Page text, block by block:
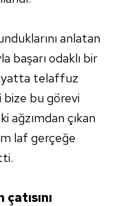
anlatan
başarı odaklı bir
telaffuz
bu görevi
ağzımdan çıkan
laf gerçeğe